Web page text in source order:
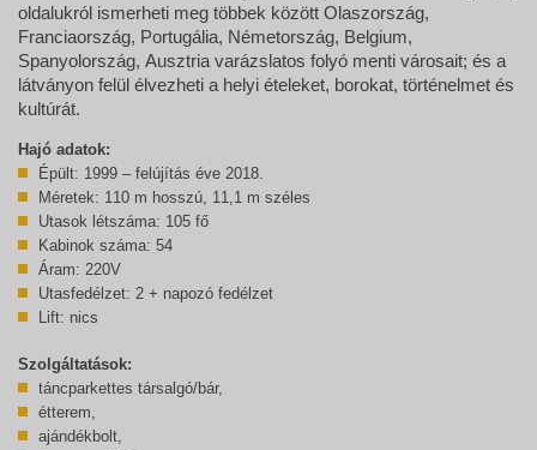
oldalukról ismerheti meg többek között Olaszország,
Franciaország, Portugália, Németország, Belgium,
Spanyolország, Ausztria varázslatos folyó menti városait; és a
látványon felül élvezheti a helyi ételeket, borokat, történelmet és
kultúrát.
Hajó adatok:
Épült: 1999 – felújítás éve 2018.
Méretek: 110 m hosszú, 11,1 m széles
Utasok létszáma: 105 fő
Kabinok száma: 54
Áram: 220V
Utasfedélzet: 2 + napozó fedélzet
Lift: nics
Szolgáltatások:
táncparkettes társalgó/bár,
étterem,
ajándékbolt,